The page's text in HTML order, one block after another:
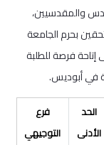
والمقدسيين،
بحرم الجامعة
فرصة للطلبة
الحد
الأدنى
فرع
التوجيهي